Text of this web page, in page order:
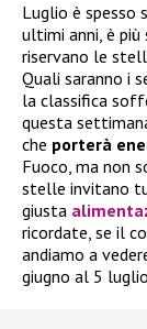
Luglio è spesso
ultimi anni, è più
riservano le
Quali saranno i
la classifica
questa
che porterà
Fuoco, ma non
stelle invitano
giusta
ricordate, se il
andiamo a
giugno al 5